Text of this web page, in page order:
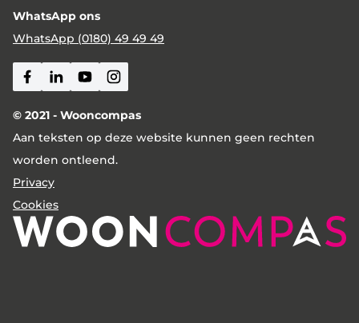
WhatsApp ons
WhatsApp (0180) 49 49 49
Facebook
Linkedin
YoutubeInstagram
© 2021 - Wooncompas
Aan teksten op deze website kunnen geen rechten
worden ontleend.
Privacy
Cookies